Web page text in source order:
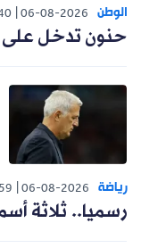
الوطن 06-08-2026
حنون تدخل
رياضة 06-08-2026
رسميا.. ثلاثة